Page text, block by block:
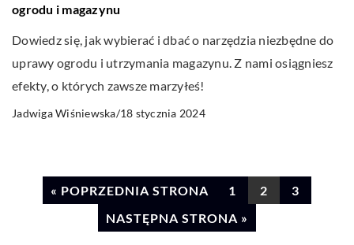
ogrodu i magazynu
Dowiedz się, jak wybierać i dbać o narzędzia niezbędne do
uprawy ogrodu i utrzymania magazynu. Z nami osiągniesz
efekty, o których zawsze marzyłeś!
Jadwiga Wiśniewska/18 stycznia 2024
« POPRZEDNIA STRONA 1 2
3
NASTĘPNA STRONA »